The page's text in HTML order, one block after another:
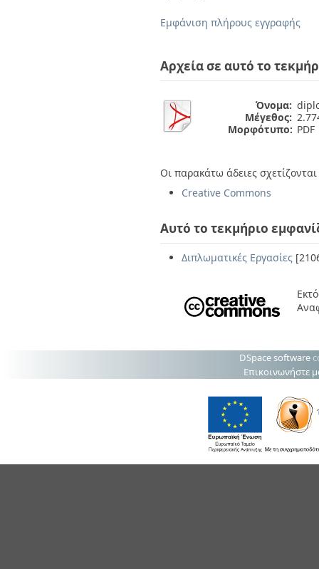
Εμφάνιση πλήρους εγγραφής
Αρχεία σε αυτό το
Όνομα:
Μέγεθος:
Μορφότυπο: PDF
Οι παρακάτω άδειες
Creative Commons
Αυτό το τεκμήριο
Διπλωματικές Εργασίες
DSpace software
Επικοινωνήστε